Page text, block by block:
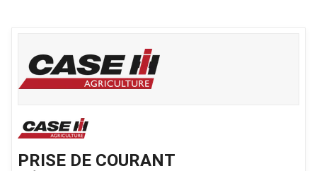
PRISE DE COURANT